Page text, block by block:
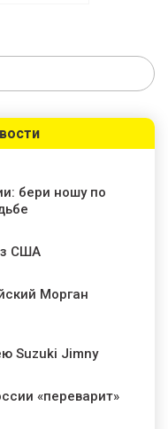
бери ношу по
США
Морган
Suzuki Jimny
«переварит»